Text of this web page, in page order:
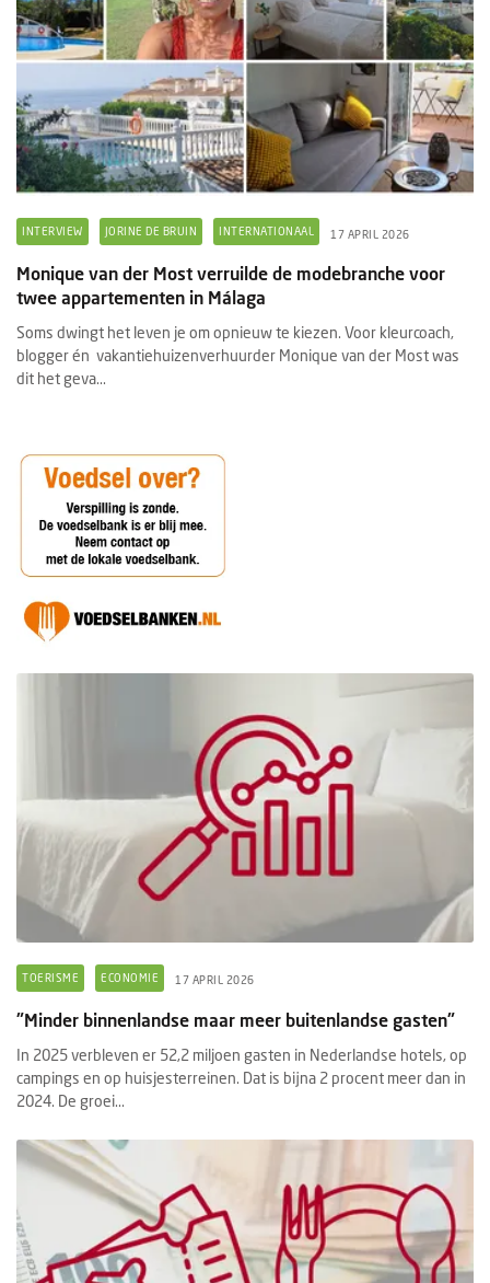
INTERVIEW JORINE DE BRUIN INTERNATIONAAL 17 APRIL 2026
Monique van der Most verruilde de modebranche voor
twee appartementen in Málaga
Soms dwingt het leven je om opnieuw te kiezen. Voor kleurcoach,
blogger én vakantiehuizenverhuurder Monique van der Most was
dit het geva...
TOERISME ECONOMIE 17 APRIL 2026
"Minder binnenlandse maar meer buitenlandse gasten"
In 2025 verbleven er 52,2 miljoen gasten in Nederlandse hotels, op
campings en op huisjesterreinen. Dat is bijna 2 procent meer dan in
2024. De groei...